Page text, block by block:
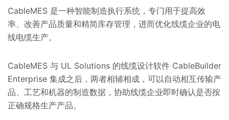
CableMES 是一种智能制造执行系统，专门用于提高效
率、改善产品质量和精简库存管理，进而优化线缆企业的电
线电缆生产。
CableMES 与 UL Solutions 的线缆设计软件 CableBuilder
Enterprise 集成之后，两者相辅相成，可以自动相互传输产
品、工艺和机器的制造数据，协助线缆企业即时确认是否按
正确规格生产产品。